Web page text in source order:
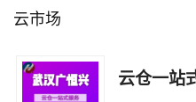
云市场
云仓一站